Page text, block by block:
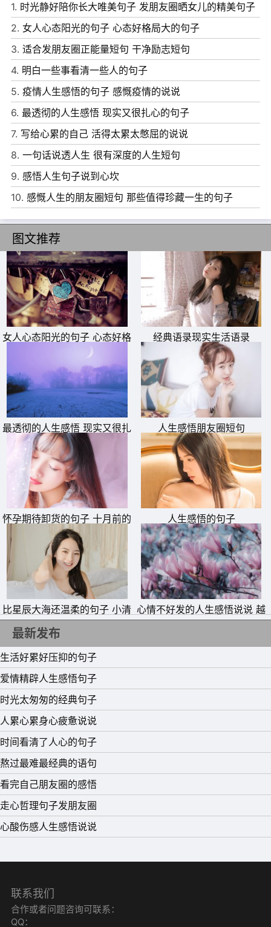
6、本事不大，脾气就不要太大，否则你会很麻烦。能力不
大，欲望就不要太大，否则你会很痛苦。
7、拥有一颗淡然的心，懂得接受生命中的遗憾，学会珍惜
生命中的感动，让心溢满宁静与阳光，笑对红尘过往。
8、曾经的梦碎了一地，捡起，努力拼凑，而后又碎，再捡
起，拼凑，直到有一天再也拼凑不来。
9、距离之所以可怕，因为根本不知道对方是把你想念，还
是把你忘记。世上最欣慰的事，可能就是重逢了曾经走失的
自己。时间永远是旁观者，所有的过程和结果，都需要我们
自己承担。
10、相信我，当一件坏事发生的时候，你能听到的永远不是
真正的答案，而是别人编造的推托的理由。而事实的真相，
往往是你所有预感预测中最坏最恶毒的那个。
11、自己想要的东西，要么奋力直追，要么干脆放弃。别总
是逢人就喋喋不休的表决心或者哀怨不断，做别人茶余饭后
的笑点。
12、生活就是理解，生活就是面对现实微笑。生活，就是知
13、不管前方的路有多苦，只要走的方向正确，不管多么崎
岖不平，都比站在原地更接近幸福。
1. 时光静好陪你长大唯美句子 发朋友圈晒女儿的精美句子
2. 女人心态阳光的句子 心态好格局大的句子
3. 适合发朋友圈正能量短句 干净励志短句
4. 明白一些事看清一些人的句子
5. 疫情人生感悟的句子 感慨疫情的说说
6. 最透彻的人生感悟 现实又很扎心的句子
7. 写给心累的自己 活得太累太憋屈的说说
8. 一句话说透人生 很有深度的人生短句
9. 感悟人生句子说到心坎
10. 感慨人生的朋友圈短句 那些值得珍藏一生的句子
图文推荐
女人心态阳光的句子 心态好格
局大的句子
经典语录现实生活语录
最透彻的人生感悟 现实又很扎
心的句子
人生感悟朋友圈短句
怀孕期待卸货的句子 十月前的
订单今天终于卸货了的感悟说
说
人生感悟的句子
比星辰大海还温柔的句子 小清
新治愈系温暖句子
心情不好发的人生感悟说说 越
安静越悲伤的句子
最新发布
生活好累好压抑的句子
爱情精辟人生感悟句子
时光太匆匆的经典句子
人累心累身心疲惫说说
时间看清了人心的句子
熬过最难最经典的语句
看完自己朋友圈的感悟
走心哲理句子发朋友圈
心酸伤感人生感悟说说
联系我们
合作或者问题咨询可联系：
QQ：